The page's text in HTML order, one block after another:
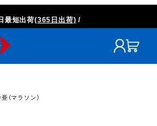
最短出荷(365日出荷) /
（マラソン）